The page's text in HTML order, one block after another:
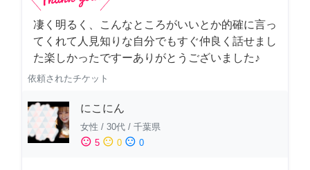
凄く明るく、こんなところがいいとか的確に言っ
てくれて人見知りな自分でもすぐ仲良く話せまし
た楽しかったですーありがとうございました♪
依頼されたチケット
にこにん
女性 / 30代 / 千葉県
sentiment_satisfied 5 sentiment_neutral 0 sentiment_dissatisfied 0